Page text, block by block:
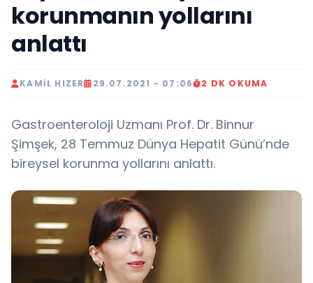
korunmanın yollarını
anlattı
KAMIL HIZER 29.07.2021 - 07:06 2 DK OKUMA
Gastroenteroloji Uzmanı Prof. Dr. Binnur
Şimşek, 28 Temmuz Dünya Hepatit Günü’nde
bireysel korunma yollarını anlattı.